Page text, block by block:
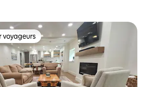
les plus appréciés